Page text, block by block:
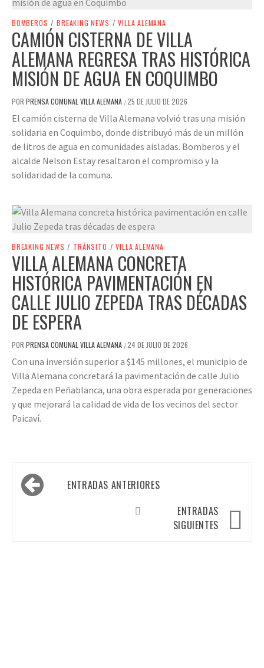
BOMBEROS / BREAKING NEWS / VILLA ALEMANA
CAMIÓN CISTERNA DE VILLA
ALEMANA REGRESA TRAS HISTÓRICA
MISIÓN DE AGUA EN COQUIMBO
POR PRENSA COMUNAL VILLA ALEMANA /25 DE JULIO DE 2026
El camión cisterna de Villa Alemana volvió tras una misión
solidaria en Coquimbo, donde distribuyó más de un millón
de litros de agua en comunidades aisladas. Bomberos y el
alcalde Nelson Estay resaltaron el compromiso y la
solidaridad de la comuna.
BREAKING NEWS / TRÁNSITO / VILLA ALEMANA
VILLA ALEMANA CONCRETA
HISTÓRICA PAVIMENTACIÓN EN
CALLE JULIO ZEPEDA TRAS DÉCADAS
DE ESPERA
POR PRENSA COMUNAL VILLA ALEMANA /24 DE JULIO DE 2026
Con una inversión superior a $145 millones, el municipio de
Villa Alemana concretará la pavimentación de calle Julio
Zepeda en Peñablanca, una obra esperada por generaciones
y que mejorará la calidad de vida de los vecinos del sector
Paicaví.
ENTRADAS ANTERIORES
ENTRADAS
SIGUIENTES